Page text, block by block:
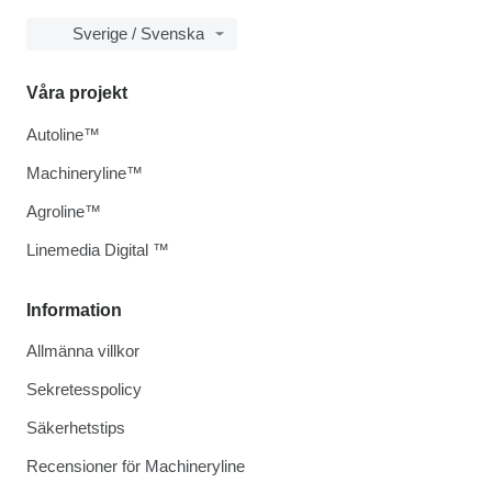
Sverige / Svenska
Information
Allmänna villkor
Sekretesspolicy
Säkerhetstips
Recensioner för Machineryline
Våra projekt
Autoline™
Machineryline™
Agroline™
Linemedia Digital ™